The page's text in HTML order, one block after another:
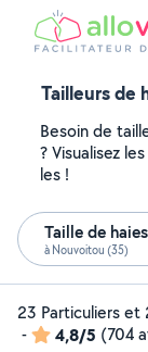
Tailleurs de
Besoin de
? Visualisez
les !
Taille de
à Nouvoitou (35)
23 Particuliers
-
4,8/5 (704